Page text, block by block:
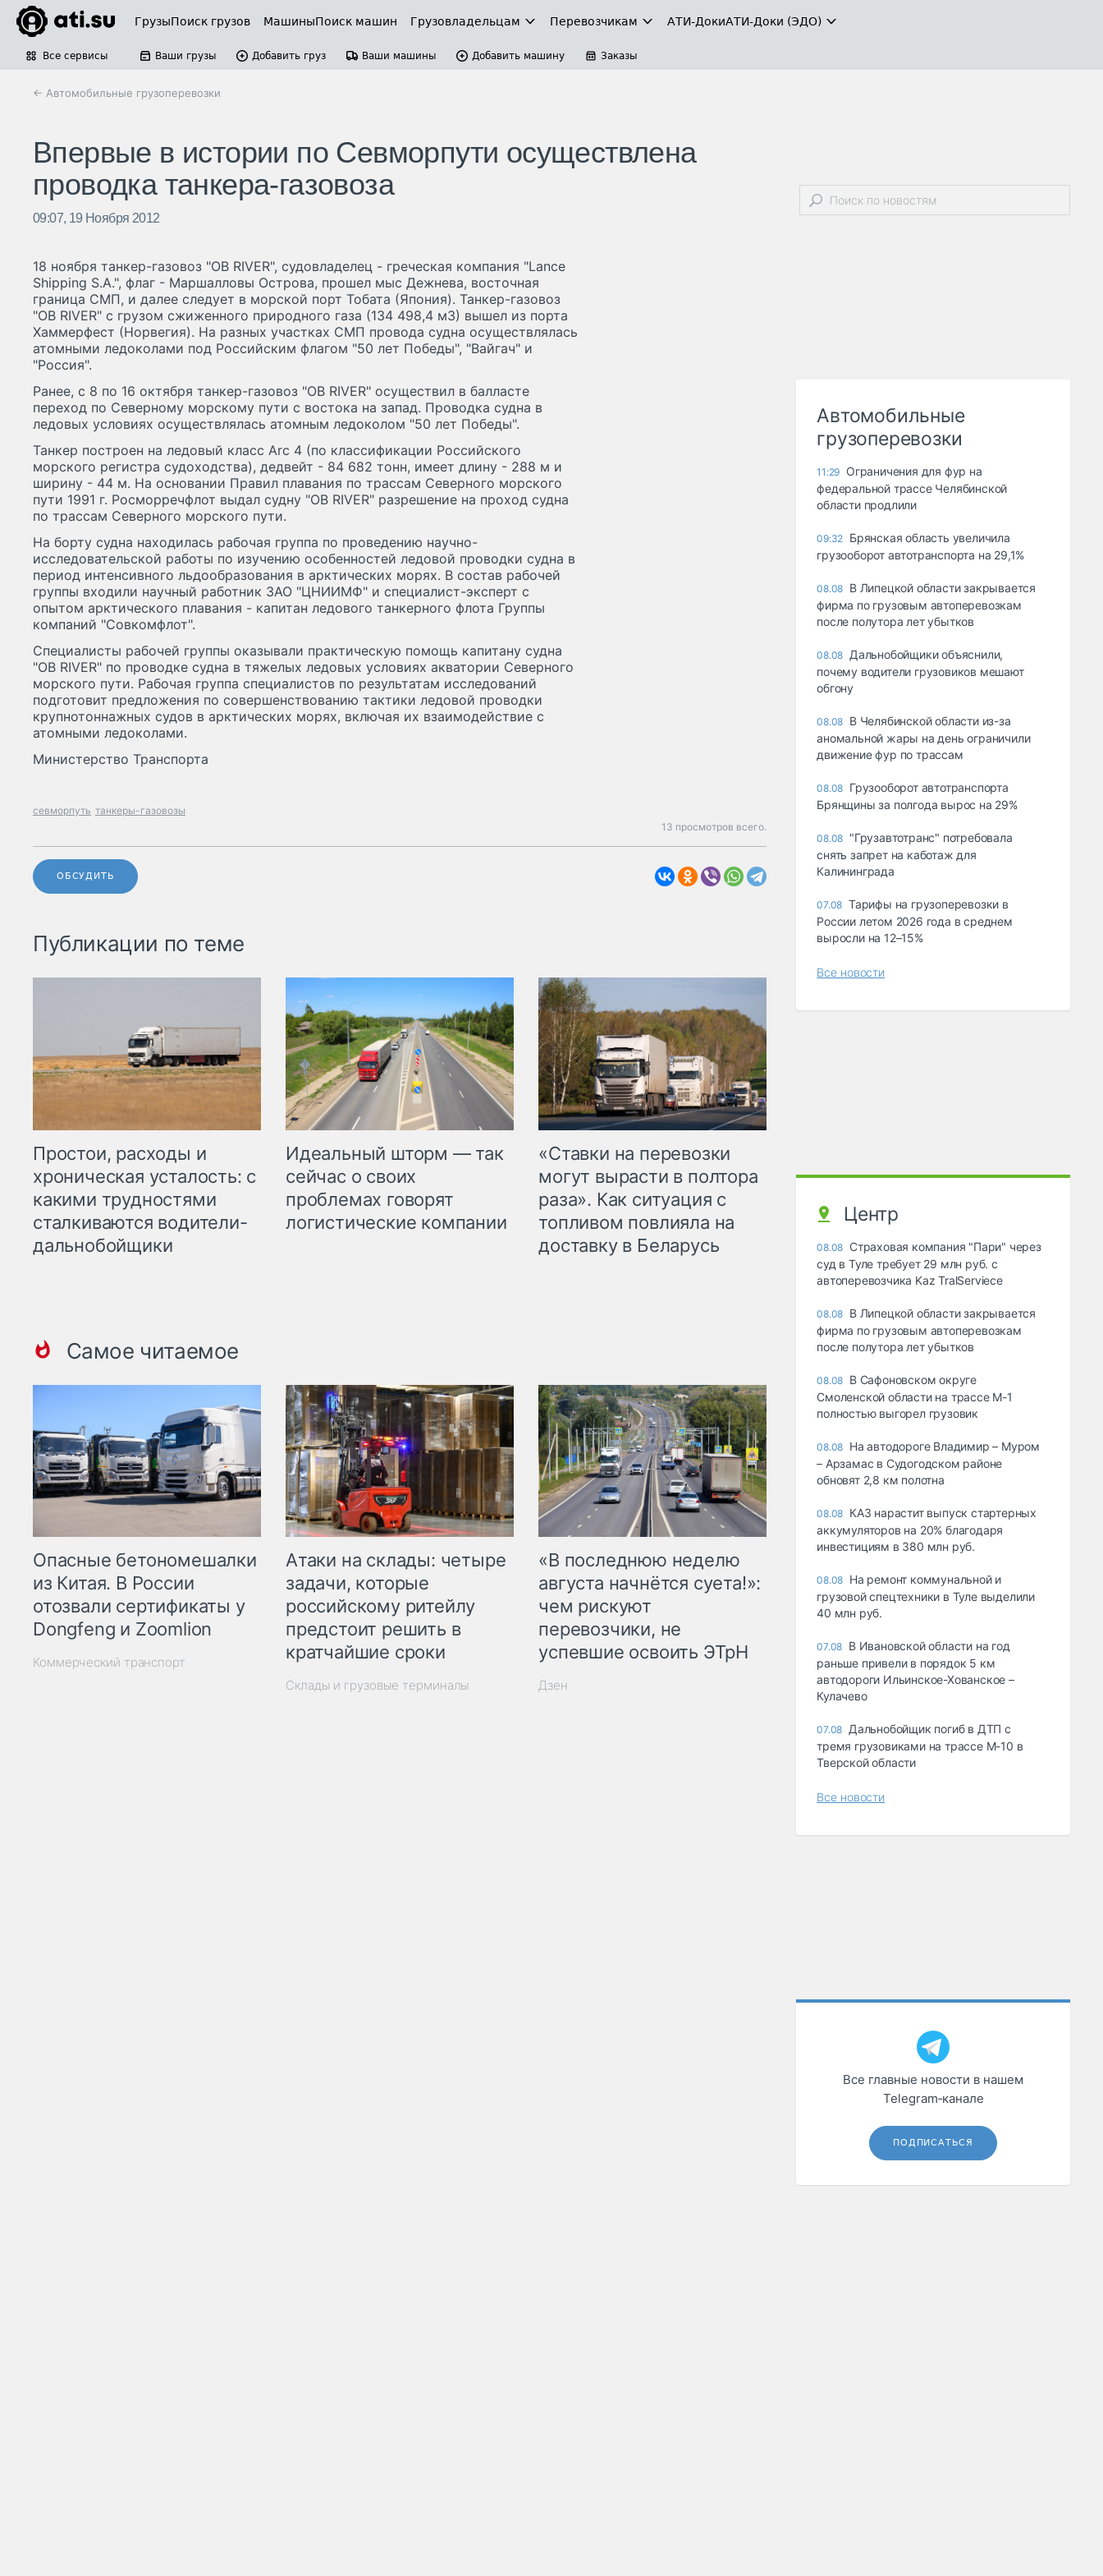
ГрузыПоиск грузов МашиныПоиск машин Грузовладельцам Перевозчикам АТИ-ДокиАТИ-Доки (ЭДО)
Все сервисы Ваши грузы Добавить груз Ваши машины Добавить машину Заказы
← Автомобильные грузоперевозки
Впервые в истории по Севморпути осуществлена
проводка танкера-газовоза
09:07, 19 Ноября 2012
18 ноября танкер-газовоз "OB RIVER", судовладелец - греческая компания "Lance
Shipping S.A.", флаг - Маршалловы Острова, прошел мыс Дежнева, восточная
граница СМП, и далее следует в морской порт Тобата (Япония). Танкер-газовоз
"OB RIVER" с грузом сжиженного природного газа (134 498,4 м3) вышел из порта
Хаммерфест (Норвегия). На разных участках СМП провода судна осуществлялась
атомными ледоколами под Российским флагом "50 лет Победы", "Вайгач" и
"Россия".
Ранее, с 8 по 16 октября танкер-газовоз "OB RIVER" осуществил в балласте
переход по Северному морскому пути с востока на запад. Проводка судна в
ледовых условиях осуществлялась атомным ледоколом "50 лет Победы".
Танкер построен на ледовый класс Arc 4 (по классификации Российского
морского регистра судоходства), дедвейт - 84 682 тонн, имеет длину - 288 м и
ширину - 44 м. На основании Правил плавания по трассам Северного морского
пути 1991 г. Росморречфлот выдал судну "OB RIVER" разрешение на проход судна
по трассам Северного морского пути.
На борту судна находилась рабочая группа по проведению научно-
исследовательской работы по изучению особенностей ледовой проводки судна в
период интенсивного льдообразования в арктических морях. В состав рабочей
группы входили научный работник ЗАО "ЦНИИМФ" и специалист-эксперт с
опытом арктического плавания - капитан ледового танкерного флота Группы
компаний "Совкомфлот".
Специалисты рабочей группы оказывали практическую помощь капитану судна
"OB RIVER" по проводке судна в тяжелых ледовых условиях акватории Северного
морского пути. Рабочая группа специалистов по результатам исследований
подготовит предложения по совершенствованию тактики ледовой проводки
крупнотоннажных судов в арктических морях, включая их взаимодействие с
атомными ледоколами.
Министерство Транспорта
севморпуть танкеры-газовозы
13 просмотров всего.
ОБСУДИТЬ
Публикации по теме
Простои, расходы и
хроническая усталость: с
какими трудностями
сталкиваются водители-
дальнобойщики
Идеальный шторм — так
сейчас о своих
проблемах говорят
логистические компании
«Ставки на перевозки
могут вырасти в полтора
раза». Как ситуация с
топливом повлияла на
доставку в Беларусь
Самое читаемое
Опасные бетономешалки
из Китая. В России
отозвали сертификаты у
Dongfeng и Zoomlion
Коммерческий транспорт
Атаки на склады: четыре
задачи, которые
российскому ритейлу
предстоит решить в
кратчайшие сроки
Склады и грузовые терминалы
«В последнюю неделю
августа начнётся суета!»:
чем рискуют
перевозчики, не
успевшие освоить ЭТрН
Дзен
Автомобильные
грузоперевозки
11:29 Ограничения для фур на
федеральной трассе Челябинской
области продлили
09:32 Брянская область увеличила
грузооборот автотранспорта на 29,1%
08.08 В Липецкой области закрывается
фирма по грузовым автоперевозкам
после полутора лет убытков
08.08 Дальнобойщики объяснили,
почему водители грузовиков мешают
обгону
08.08 В Челябинской области из-за
аномальной жары на день ограничили
движение фур по трассам
08.08 Грузооборот автотранспорта
Брянщины за полгода вырос на 29%
08.08 "Грузавтотранс" потребовала
снять запрет на каботаж для
Калининграда
07.08 Тарифы на грузоперевозки в
России летом 2026 года в среднем
выросли на 12–15%
Все новости
Центр
08.08 Страховая компания "Пари" через
суд в Туле требует 29 млн руб. с
автоперевозчика Kaz TralServiece
08.08 В Липецкой области закрывается
фирма по грузовым автоперевозкам
после полутора лет убытков
08.08 В Сафоновском округе
Смоленской области на трассе М-1
полностью выгорел грузовик
08.08 На автодороге Владимир – Муром
– Арзамас в Судогодском районе
обновят 2,8 км полотна
08.08 КАЗ нарастит выпуск стартерных
аккумуляторов на 20% благодаря
инвестициям в 380 млн руб.
08.08 На ремонт коммунальной и
грузовой спецтехники в Туле выделили
40 млн руб.
07.08 В Ивановской области на год
раньше привели в порядок 5 км
автодороги Ильинское-Хованское –
Кулачево
07.08 Дальнобойщик погиб в ДТП с
тремя грузовиками на трассе М-10 в
Тверской области
Все новости
Все главные новости в нашем
Telegram‑канале
ПОДПИСАТЬСЯ